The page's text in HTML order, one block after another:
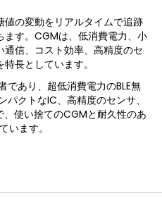
の変動をリアルタイムで追跡
ます。CGMは、低消費電力、小
信、コスト効率、高精度のセ
長としています。
であり、超低消費電力のBLE無
クトなIC、高精度のセンサ、
使い捨てのCGMと耐久性のあ
います。